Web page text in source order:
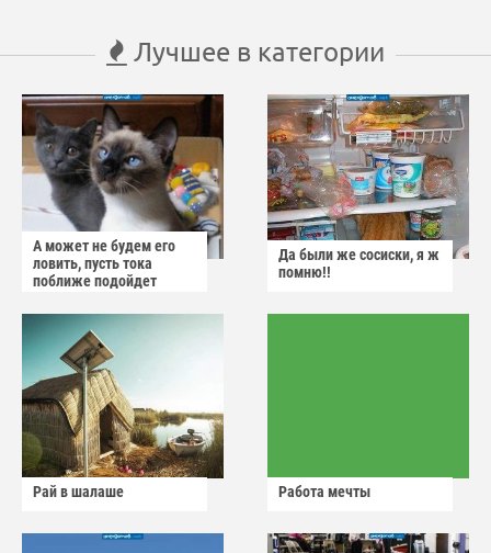
Лучшее в категории
А может не будем его
ловить, пусть тока
поближе подойдет
Да были же сосиски, я ж
помню!!
Рай в шалаше Работа мечты